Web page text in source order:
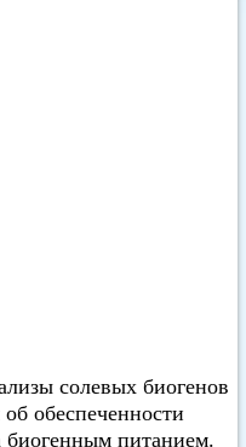
солевых биогенов
обеспеченности
питанием.